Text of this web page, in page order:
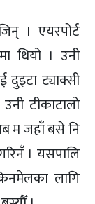
। एयरपोर्ट
थियो । उनी
दुइटा ट्याक्सी
टीकाटालो
म जहाँ बसे नि
। यसपालि
लागि